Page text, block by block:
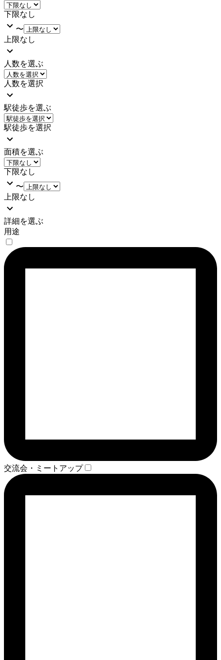
下限なし
〜
上限なし
人数を選ぶ
人数を選択
駅徒歩を選ぶ
駅徒歩を選択
面積を選ぶ
下限なし
〜
上限なし
詳細を選ぶ
用途
交流会・ミートアップ